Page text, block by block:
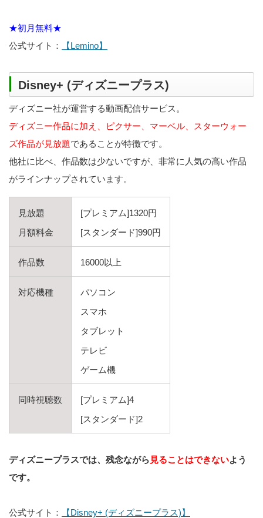
★初月無料★
公式サイト：
【Lemino】
Disney+ (ディズニープラス)
ディズニー社が運営する動画配信サービス。
ディズニー作品に加え、ピクサー、マーベル、スターウォー
ズ作品が見放題であることが特徴です。
他社に比べ、作品数は少ないですが、非常に人気の高い作品
がラインナップされています。
見放題
月額料金
[プレミアム]1320円
[スタンダード]990円
作品数 16000以上
対応機種
パソコン
スマホ
タブレット
テレビ
ゲーム機
同時視聴数
[プレミアム]4
[スタンダード]2
ディズニープラスでは、残念ながら 見ることはできないよう
です。
公式サイト： 【Disney+ (ディズニープラス)】